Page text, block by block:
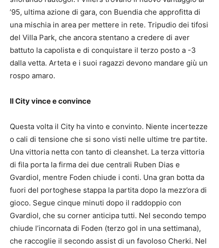
’95, ultima azione di gara, con Buendia che approfitta di
una mischia in area per mettere in rete. Tripudio dei tifosi
del Villa Park, che ancora stentano a credere di aver
battuto la capolista e di conquistare il terzo posto a -3
dalla vetta. Arteta e i suoi ragazzi devono mandare giù un
rospo amaro.
Il City vince e convince
Questa volta il City ha vinto e convinto. Niente incertezze
o cali di tensione che si sono visti nelle ultime tre partite.
Una vittoria netta con tanto di cleanshet. La terza vittoria
di fila porta la firma dei due centrali Ruben Dias e
Gvardiol, mentre Foden chiude i conti. Una gran botta da
fuori del portoghese stappa la partita dopo la mezz’ora di
gioco. Segue cinque minuti dopo il raddoppio con
Gvardiol, che su corner anticipa tutti. Nel secondo tempo
chiude l’incornata di Foden (terzo gol in una settimana),
che raccoglie il secondo assist di un favoloso Cherki. Nel